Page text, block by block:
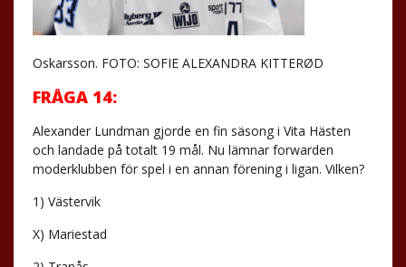
Oskarsson. FOTO: SOFIE ALEXANDRA KITTERØD
FRÅGA 14:
Alexander Lundman gjorde en fin säsong i Vita Hästen
och landade på totalt 19 mål. Nu lämnar forwarden
moderklubben för spel i en annan förening i ligan. Vilken?
1) Västervik
X) Mariestad